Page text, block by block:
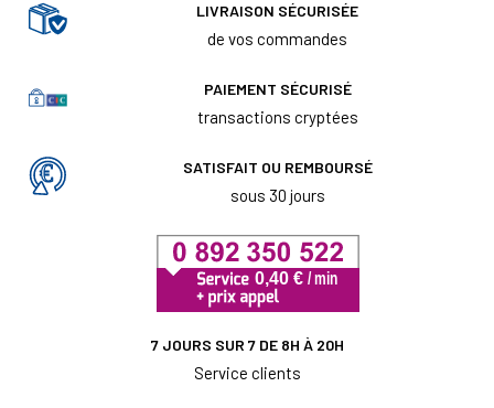
LIVRAISON SÉCURISÉE
de vos commandes
PAIEMENT SÉCURISÉ
transactions cryptées
SATISFAIT OU REMBOURSÉ
sous 30 jours
7 JOURS SUR 7 DE 8H À 20H
Service clients